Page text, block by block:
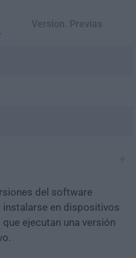
Version. Previas
del software
en dispositivos
ejecutan una versión